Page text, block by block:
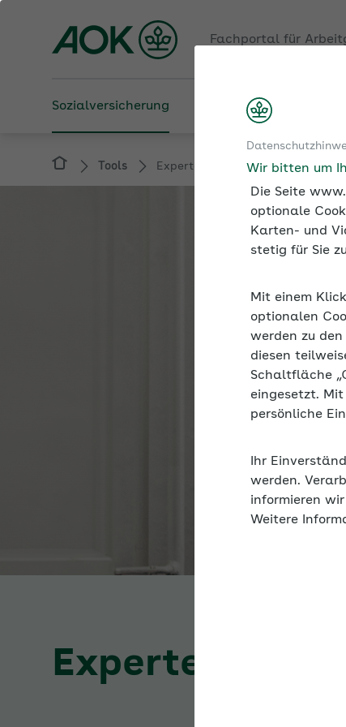
Wir bitten um
Die Seite
optionale
Karten- und
stetig für Sie
Mit einem
optionalen
werden zu
diesen
Schaltfläche
eingesetzt.
persönliche
Ihr
werden.
informieren
Weitere
Fachportal für
Sozialversicherung Betriebliche Gesundheit
Tools Expertenforum
Expertenforum